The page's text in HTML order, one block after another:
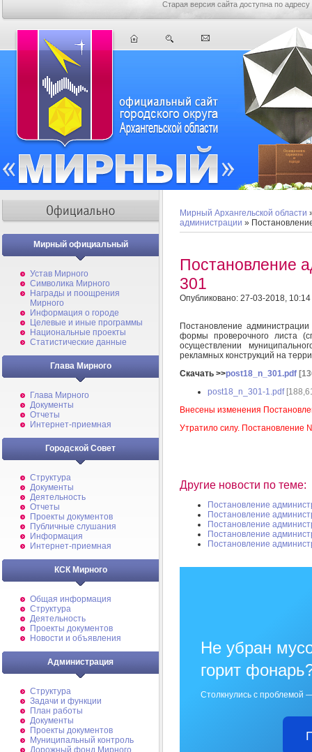
Старая версия сайта доступна по адресу
Мирный официальный
Устав Мирного
Символика Мирного
Награды и поощрения
Мирного
Информация о городе
Целевые и иные программы
Национальные проекты
Статистические данные
Глава Мирного
Глава Мирного
Документы
Отчеты
Интернет-приемная
Городской Совет
Структура
Документы
Деятельность
Отчеты
Проекты документов
Публичные слушания
Информация
Интернет-приемная
КСК Мирного
Общая информация
Структура
Деятельность
Проекты документов
Новости и объявления
Администрация
Структура
Задачи и функции
План работы
Документы
Проекты документов
Муниципальный контроль
Дорожный фонд Мирного
Мирный Архангельской области
администрации »
Постановление
301
Опубликовано: 27-03-2018, 10:14
Постановление
формы проверочного листа
осуществлении
рекламных конструкций на
Скачать >>post18_n_301.pdf
post18_n_301-1.pdf
Внесены изменения
Утратило силу. Постановление
Другие новости по теме:
Постановление
Постановление
Постановление
Постановление
Постановление
Не убран
горит
Столкнулись с проблемой